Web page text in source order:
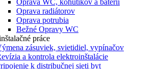
Oprava WC, kohútikov a batérií
Oprava radiátorov
Oprava potrubia
Bežné Opravy WC
práce
zásuviek, svietidiel, vypínačov
a kontrola elektroinštalácie
k distribučnej sieti byt